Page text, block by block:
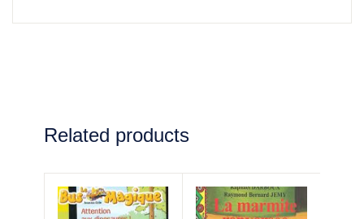
Related products